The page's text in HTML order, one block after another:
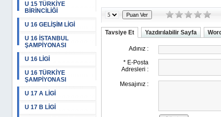
U 15 TÜRKİYE
BİRİNCİLİĞİ
U 16 GELİŞİM LİGİ
U 16 İSTANBUL
ŞAMPİYONASI
U 16 LİGİ
U 16 TÜRKİYE
ŞAMPİYONASI
U 17 A LİGİ
U 17 B LİGİ
Tavsiye Et Yazdırılabilir Sayfa